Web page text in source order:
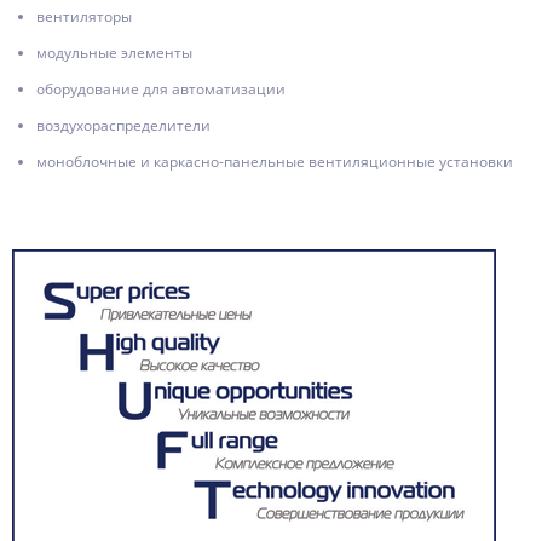
вентиляторы
модульные элементы
оборудование для автоматизации
воздухораспределители
моноблочные и каркасно-панельные вентиляционные установки